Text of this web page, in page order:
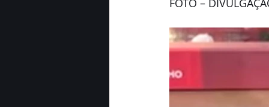
FOTO –